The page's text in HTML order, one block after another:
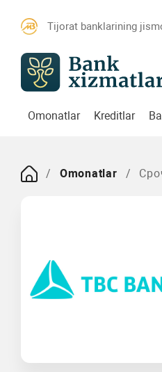
Tijorat banklarining
Omonatlar Kreditlar
Omonatlar